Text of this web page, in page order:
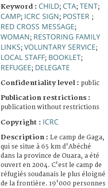
Keyword : CHILD; CTA; TENT;
CAMP; ICRC SIGN; POSTER ;
RED CROSS MESSAGE;
WOMAN; RESTORING FAMILY
LINKS; VOLUNTARY SERVICE;
LOCAL STAFF; BOOKLET;
REFUGEE; DELEGATE
Confidentiality level : public
Publication restrictions :
publication without restrictions
Copyright : ICRC
Description : Le camp de Gaga,
qui se situe à 65 km d'Abéché
dans la province de Ouara, a été
ouvert en 2004. C'est le camp de
réfugiés soudanais le plus éloigné
de la frontière. 19'000 personnes